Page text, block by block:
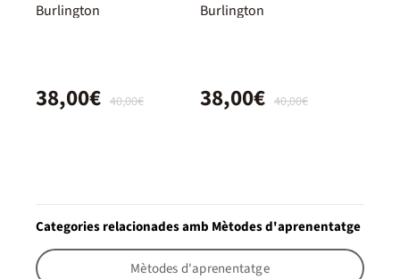
Burlington
40,00€
38,00€
Burlington
40,00€
38,00€
Categories relacionades amb Mètodes d'aprenentatge
Mètodes d'aprenentatge